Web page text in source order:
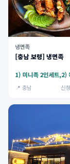
냉면족
[충남 보령] 냉면족
📍 충남 신